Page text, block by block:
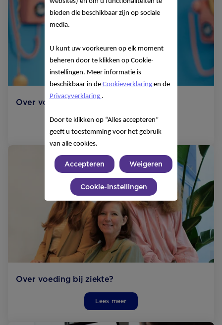
Anneloes-resized
Over voeding voor jezelf of je baby?
Lees meer
Over voeding bij ziekte?
Lees meer
bieden die beschikbaar zijn op sociale
media.
U kunt uw voorkeuren op elk moment
beheren door te klikken op Cookie-
instellingen. Meer informatie is
beschikbaar in de Cookieverklaring en de
Privacyverklaring .
Door te klikken op “Alles accepteren”
geeft u toestemming voor het gebruik
van alle cookies.
Accepteren Weigeren
Cookie-instellingen